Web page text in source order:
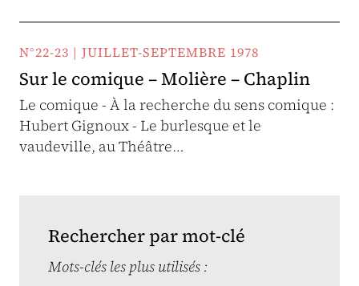
N°22-23 | JUILLET-SEPTEMBRE 1978
Sur le comique – Molière – Chaplin
Le comique - À la recherche du sens comique :
Hubert Gignoux - Le burlesque et le
vaudeville, au Théâtre…
Rechercher par mot-clé
Mots-clés les plus utilisés :